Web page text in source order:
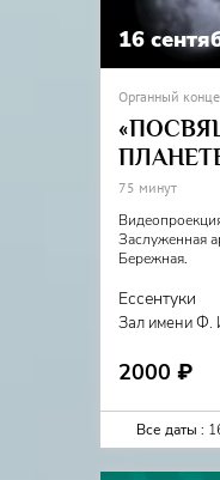
16
Органный
75 минут
Заслуженная
Бережная.
Ессентуки
Зал имени
2000 ₽
Все даты :